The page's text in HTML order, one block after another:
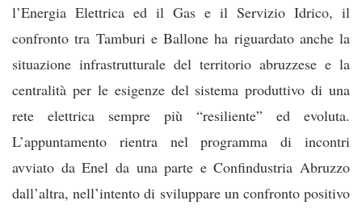
l’Energia Elettrica ed il Gas e il Servizio Idrico, il
confronto tra Tamburi e Ballone ha riguardato anche la
situazione infrastrutturale del territorio abruzzese e la
centralità per le esigenze del sistema produttivo di una
rete elettrica sempre più “resiliente” ed evoluta.
L’appuntamento rientra nel programma di incontri
avviato da Enel da una parte e Confindustria Abruzzo
dall’altra, nell’intento di sviluppare un confronto positivo